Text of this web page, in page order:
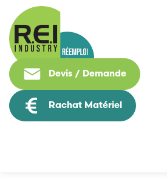
Devis / Demande
Rachat Matériel